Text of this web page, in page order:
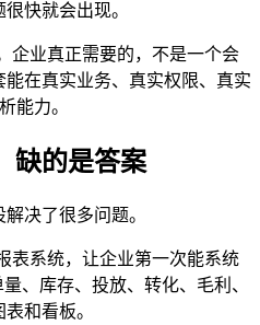
快就会出现。
企业真正需要的，不是一个会
在真实业务、真实权限、真实
能力。
缺的是答案
决了很多问题。
表系统，让企业第一次能系统
、库存、投放、转化、毛利、
和看板。